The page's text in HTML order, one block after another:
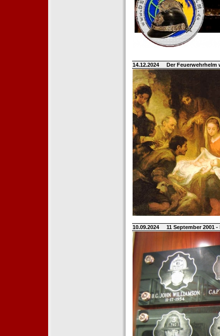
14.12.2024 Der
10.09.2024 11 September 2001